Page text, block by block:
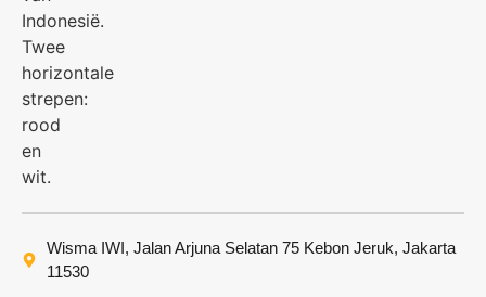
Wisma IWI, Jalan Arjuna Selatan 75 Kebon Jeruk, Jakarta
11530